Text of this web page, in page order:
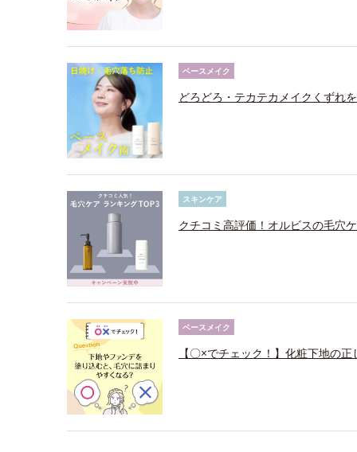
ベースメイク
どろどろ・テカテカメイクくずれ
スキンケア
クチコミ高評価！オルビスの毛穴
ベースメイク
【〇×でチェック！】化粧下地の